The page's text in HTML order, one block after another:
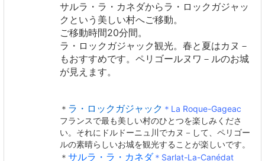
サルラ・ラ・カネダからラ・ロックガジャッ
クという美しい村へご移動。
ご移動時間20分間。
ラ・ロックガジャック観光。春と夏はカヌ－
もおすすめです。ペリゴールヌワ－ルのお城
が見えます。
＊ ラ・ロックガジャック ＊La Roque-Gageac
フランスで最も美しい村のひとつを楽しみくださ
い。それにドルドーニュ川でカヌ－して、ペリゴー
ルの素晴らしいお城を観光することが楽しいです。
＊ サルラ・ラ・カネダ＊Sarlat-La-Canédat